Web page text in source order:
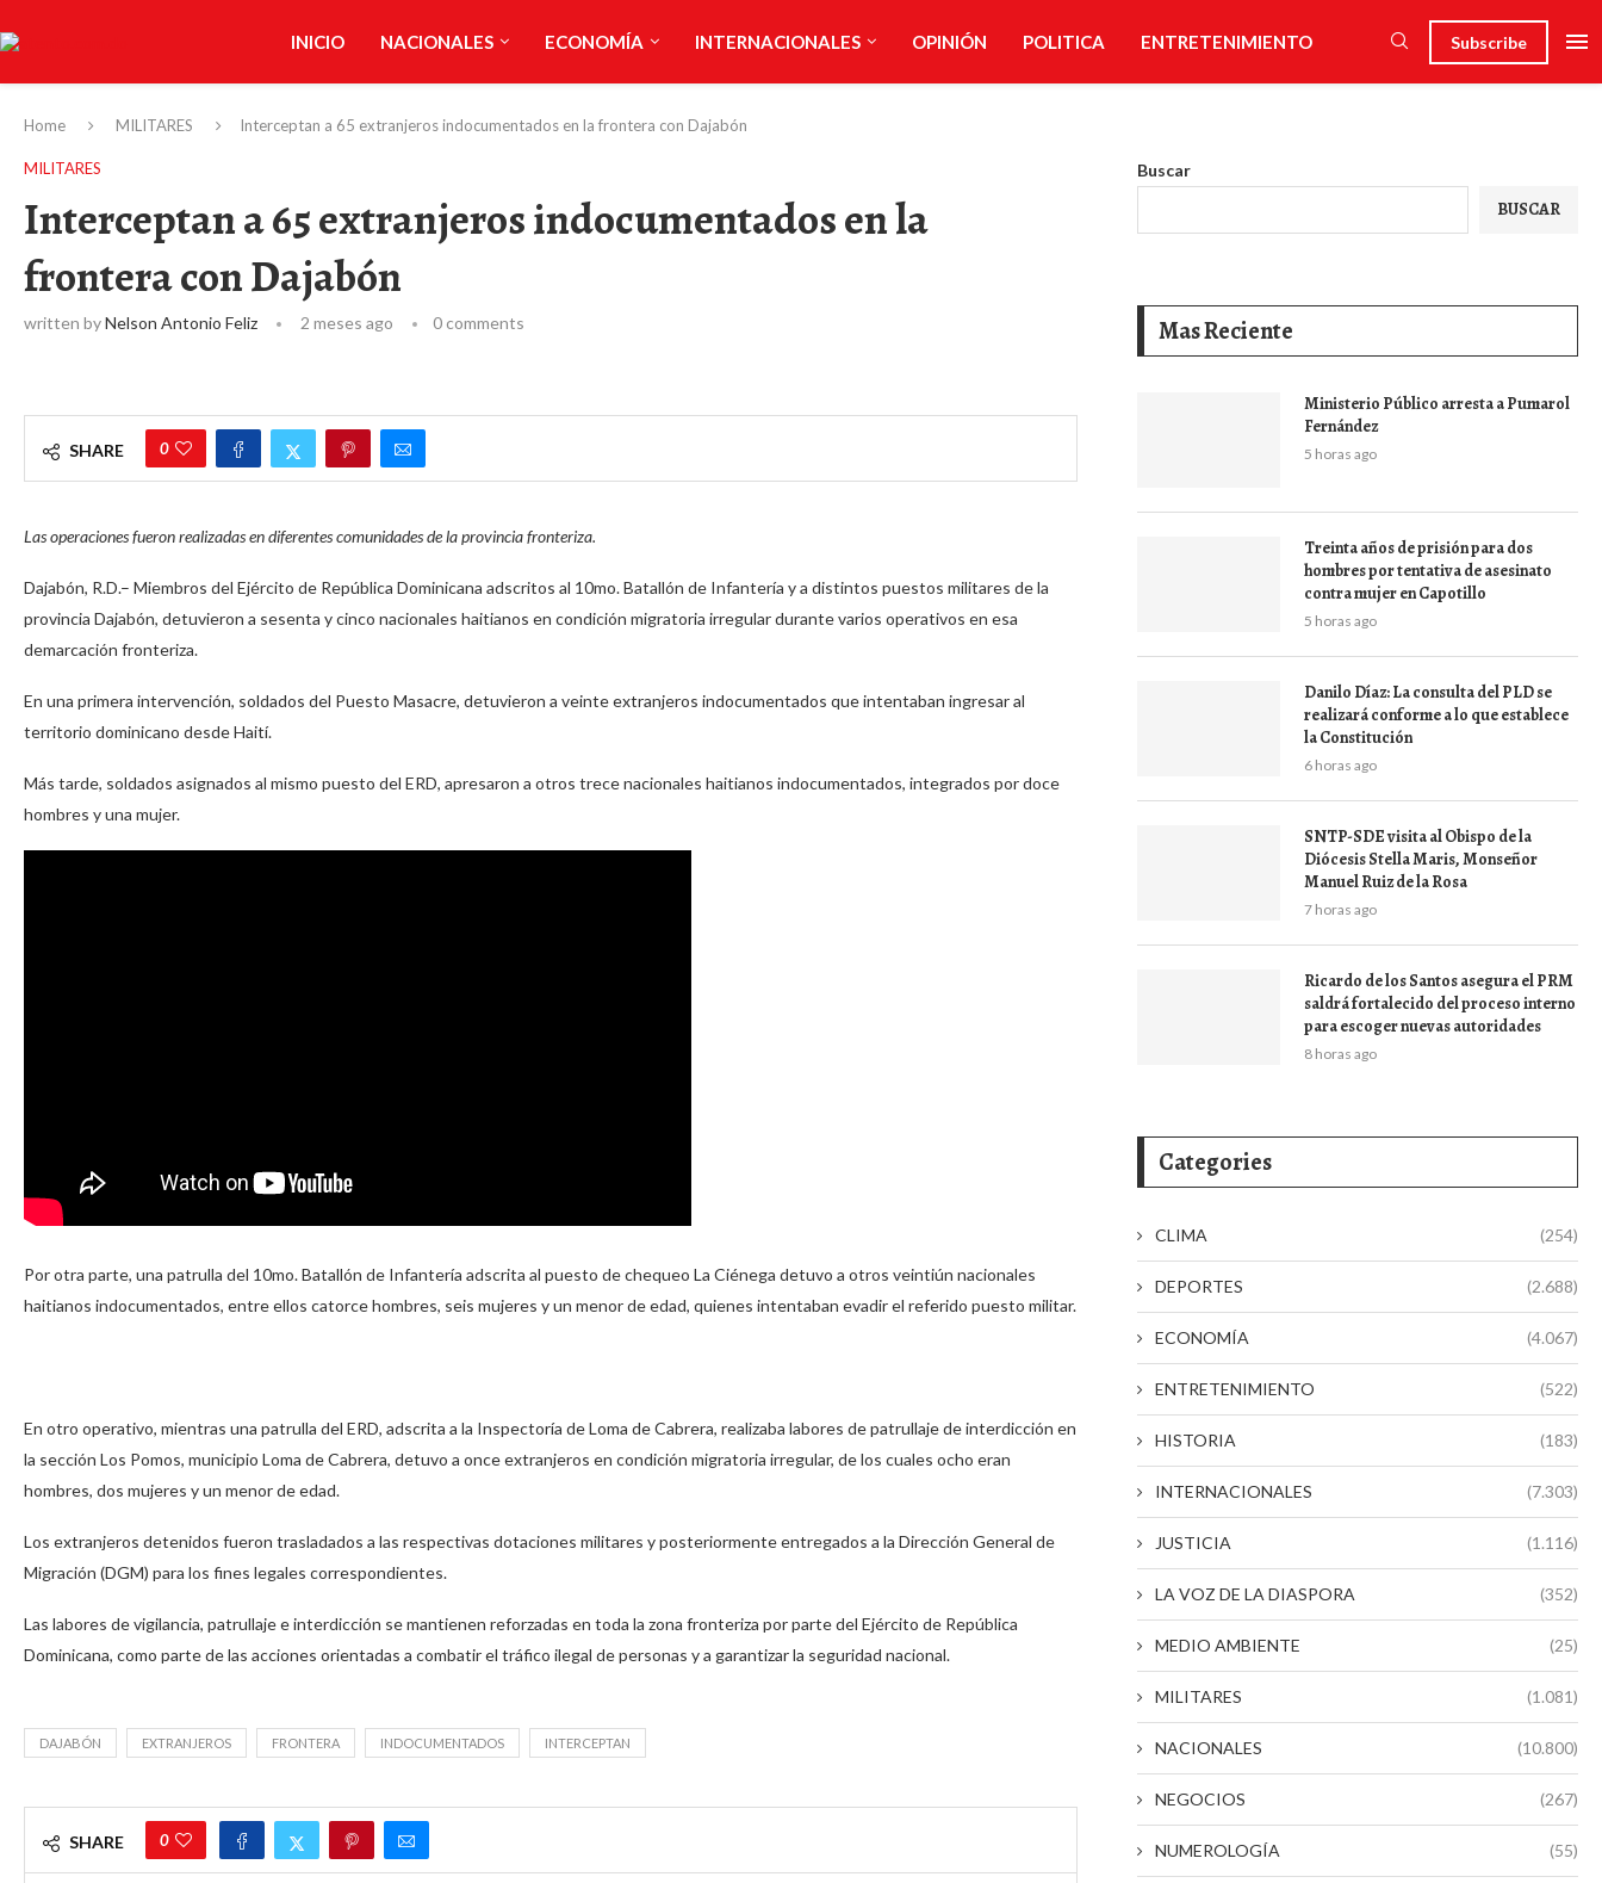
INICIO NACIONALES ECONOMÍA INTERNACIONALES OPINIÓN POLITICA ENTRETENIMIENTO Subscribe
Home MILITARES Interceptan a 65 extranjeros indocumentados en la frontera con Dajabón
MILITARES
Interceptan a 65 extranjeros indocumentados en la
frontera con Dajabón
written byNelson Antonio Feliz 2 meses ago 0 comments
SHARE 0
Las operaciones fueron realizadas en diferentes comunidades de la provincia fronteriza.
Dajabón, R.D.– Miembros del Ejército de República Dominicana adscritos al 10mo. Batallón de Infantería y a distintos puestos militares de la
provincia Dajabón, detuvieron a sesenta y cinco nacionales haitianos en condición migratoria irregular durante varios operativos en esa
demarcación fronteriza.
En una primera intervención, soldados del Puesto Masacre, detuvieron a veinte extranjeros indocumentados que intentaban ingresar al
territorio dominicano desde Haití.
Más tarde, soldados asignados al mismo puesto del ERD, apresaron a otros trece nacionales haitianos indocumentados, integrados por doce
hombres y una mujer.
Por otra parte, una patrulla del 10mo. Batallón de Infantería adscrita al puesto de chequeo La Ciénega detuvo a otros veintiún nacionales
haitianos indocumentados, entre ellos catorce hombres, seis mujeres y un menor de edad, quienes intentaban evadir el referido puesto militar.
En otro operativo, mientras una patrulla del ERD, adscrita a la Inspectoría de Loma de Cabrera, realizaba labores de patrullaje de interdicción en
la sección Los Pomos, municipio Loma de Cabrera, detuvo a once extranjeros en condición migratoria irregular, de los cuales ocho eran
hombres, dos mujeres y un menor de edad.
Los extranjeros detenidos fueron trasladados a las respectivas dotaciones militares y posteriormente entregados a la Dirección General de
Migración (DGM) para los fines legales correspondientes.
Las labores de vigilancia, patrullaje e interdicción se mantienen reforzadas en toda la zona fronteriza por parte del Ejército de República
Dominicana, como parte de las acciones orientadas a combatir el tráfico ilegal de personas y a garantizar la seguridad nacional.
DAJABÓN EXTRANJEROS FRONTERA INDOCUMENTADOS INTERCEPTAN
SHARE 0
Buscar
BUSCAR
Mas Reciente
Ministerio Público arresta a Pumarol
Fernández
5 horas ago
Treinta años de prisión para dos
hombres por tentativa de asesinato
contra mujer en Capotillo
5 horas ago
Danilo Díaz: La consulta del PLD se
realizará conforme a lo que establece
la Constitución
6 horas ago
SNTP-SDE visita al Obispo de la
Diócesis Stella Maris, Monseñor
Manuel Ruiz de la Rosa
7 horas ago
Ricardo de los Santos asegura el PRM
saldrá fortalecido del proceso interno
para escoger nuevas autoridades
8 horas ago
Categories
CLIMA (254)
DEPORTES (2.688)
ECONOMÍA (4.067)
ENTRETENIMIENTO (522)
HISTORIA (183)
INTERNACIONALES (7.303)
JUSTICIA (1.116)
LA VOZ DE LA DIASPORA (352)
MEDIO AMBIENTE (25)
MILITARES (1.081)
NACIONALES (10.800)
NEGOCIOS (267)
NUMEROLOGÍA (55)